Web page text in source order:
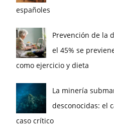
españoles
Prevención de la
el 45% se
como ejercicio y dieta
La minería
desconocidas: el
caso crítico